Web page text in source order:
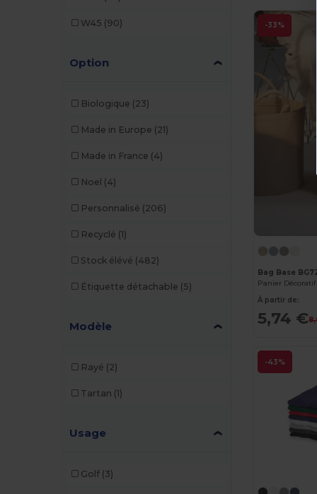
Originalhome
Towel city
W45 (90)
Option
Biologique (23)
Made in Europe (21)
Made in France (4)
Noel (4)
Personnalisé (206)
Recyclé (1)
Stock élévé (482)
Étiquette détachable (5)
Modèle
Rayé (2)
Tartan (1)
Usage
Golf (3)
-33%
Bag Base
À partir de:
5,74 €
-43%